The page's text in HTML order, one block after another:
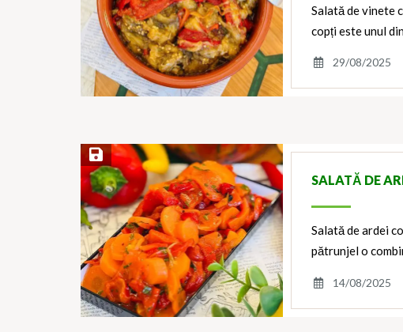
Salată de vinete
copți este unul
29/08/2025
Save Recipe
SALATĂ DE
Salată de ardei
pătrunjel o
14/08/2025